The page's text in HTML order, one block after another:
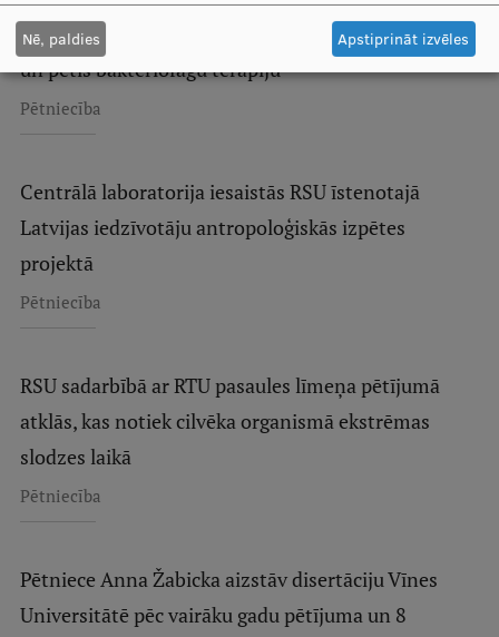
Inovāciju centrs
Starptautiskā sadarbība
Mobilitātes programmas
Starptautiskie projekti
RSU pētnieki iesaistās “Apvārsnis Eiropa” projektā
un pētīs bakteriofāgu terapiju
Pētniecība
Centrālā laboratorija iesaistās RSU īstenotajā
Latvijas iedzīvotāju antropoloģiskās izpētes
projektā
Pētniecība
RSU sadarbībā ar RTU pasaules līmeņa pētījumā
atklās, kas notiek cilvēka organismā ekstrēmas
slodzes laikā
Pētniecība
Pētniece Anna Žabicka aizstāv disertāciju Vīnes
Universitātē pēc vairāku gadu pētījuma un 8
Nē, paldies Apstiprināt izvēles